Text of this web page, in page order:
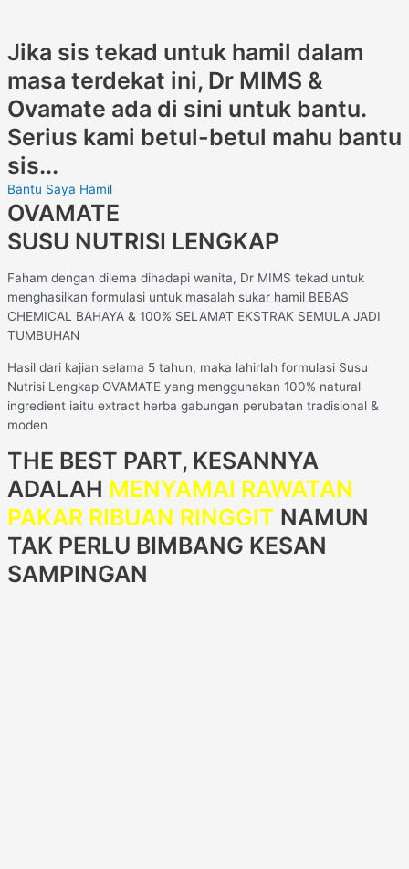
Jika sis tekad untuk hamil dalam
masa terdekat ini, Dr MIMS &
Ovamate ada di sini untuk bantu.
Serius kami betul-betul mahu bantu
sis...
Bantu Saya Hamil
OVAMATE
SUSU NUTRISI LENGKAP
Faham dengan dilema dihadapi wanita, Dr MIMS tekad untuk
menghasilkan formulasi untuk masalah sukar hamil BEBAS
CHEMICAL BAHAYA & 100% SELAMAT EKSTRAK SEMULA JADI
TUMBUHAN
Hasil dari kajian selama 5 tahun, maka lahirlah formulasi Susu
Nutrisi Lengkap OVAMATE yang menggunakan 100% natural
ingredient iaitu extract herba gabungan perubatan tradisional &
moden
THE BEST PART, KESANNYA
ADALAH MENYAMAI RAWATAN
PAKAR RIBUAN RINGGIT NAMUN
TAK PERLU BIMBANG KESAN
SAMPINGAN